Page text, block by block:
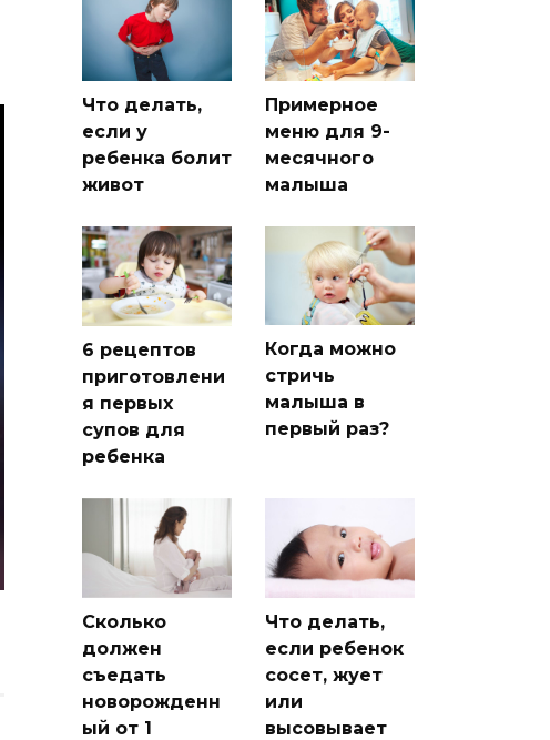
Что делать,
если у
ребенка болит
живот
Примерное
меню для 9-
месячного
малыша
6 рецептов
приготовлени
я первых
супов для
ребенка
Когда можно
стричь
малыша в
первый раз?
Сколько
должен
съедать
новорожденн
ый от 1
Что делать,
если ребенок
сосет, жует
или
высовывает